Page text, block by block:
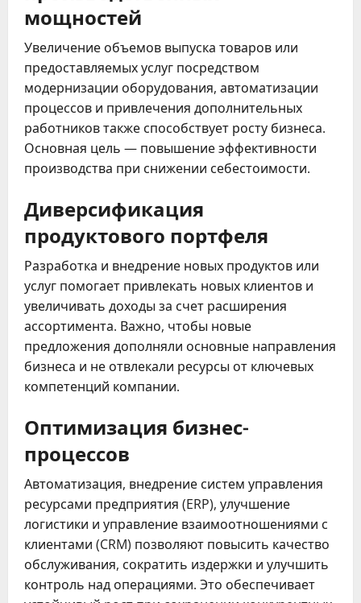
мощностей
Увеличение объемов выпуска товаров или
предоставляемых услуг посредством
модернизации оборудования, автоматизации
процессов и привлечения дополнительных
работников также способствует росту бизнеса.
Основная цель — повышение эффективности
производства при снижении себестоимости.
Диверсификация
продуктового портфеля
Разработка и внедрение новых продуктов или
услуг помогает привлекать новых клиентов и
увеличивать доходы за счет расширения
ассортимента. Важно, чтобы новые
предложения дополняли основные направления
бизнеса и не отвлекали ресурсы от ключевых
компетенций компании.
Оптимизация бизнес-
процессов
Автоматизация, внедрение систем управления
ресурсами предприятия (ERP), улучшение
логистики и управление взаимоотношениями с
клиентами (CRM) позволяют повысить качество
обслуживания, сократить издержки и улучшить
контроль над операциями. Это обеспечивает